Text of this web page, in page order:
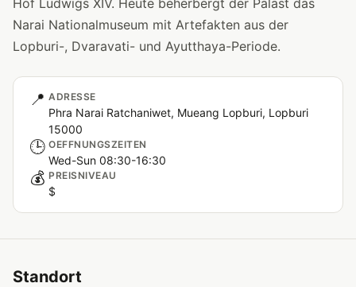
Hof Ludwigs XIV. Heute beherbergt der Palast das
Narai Nationalmuseum mit Artefakten aus der
Lopburi-, Dvaravati- und Ayutthaya-Periode.
📍 ADRESSE
Phra Narai Ratchaniwet, Mueang Lopburi, Lopburi
15000
🕒 OEFFNUNGSZEITEN
Wed-Sun 08:30-16:30
💰 PREISNIVEAU
$
Standort